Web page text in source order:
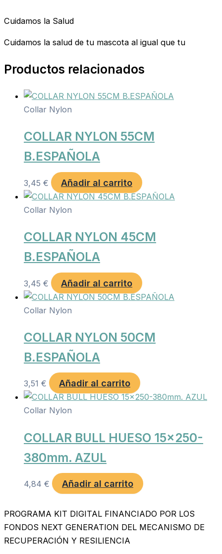
Cuidamos la Salud
Cuidamos la salud de tu mascota al igual que tu
Productos relacionados
Collar Nylon
COLLAR NYLON 55CM
B.ESPAÑOLA
3,45 € Añadir al carrito
Collar Nylon
COLLAR NYLON 45CM
B.ESPAÑOLA
3,45 € Añadir al carrito
Collar Nylon
COLLAR NYLON 50CM
B.ESPAÑOLA
3,51 € Añadir al carrito
Collar Nylon
COLLAR BULL HUESO 15×250-
380mm. AZUL
4,84 € Añadir al carrito
PROGRAMA KIT DIGITAL FINANCIADO POR LOS
FONDOS NEXT GENERATION DEL MECANISMO DE
RECUPERACIÓN Y RESILIENCIA